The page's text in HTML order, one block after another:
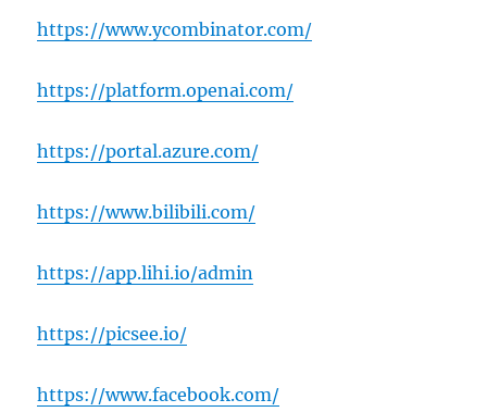
https://www.ycombinator.com/
https://platform.openai.com/
https://portal.azure.com/
https://www.bilibili.com/
https://app.lihi.io/admin
https://picsee.io/
https://www.facebook.com/